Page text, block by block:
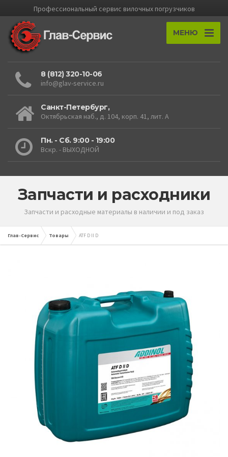
Профессиональный cервис вилочных погрузчиков
МЕНЮ
8 (812) 320-10-06
info@glav-service.ru
Санкт-Петербург,
Октябрьская наб., д. 104, корп. 41, лит. А
Пн. - Сб. 9:00 - 19:00
Вскр. - ВЫХОДНОЙ
Запчасти и расходники
Запчасти и расходные материалы в наличии и под заказ
Глав-Сервис Товары ATF D II D